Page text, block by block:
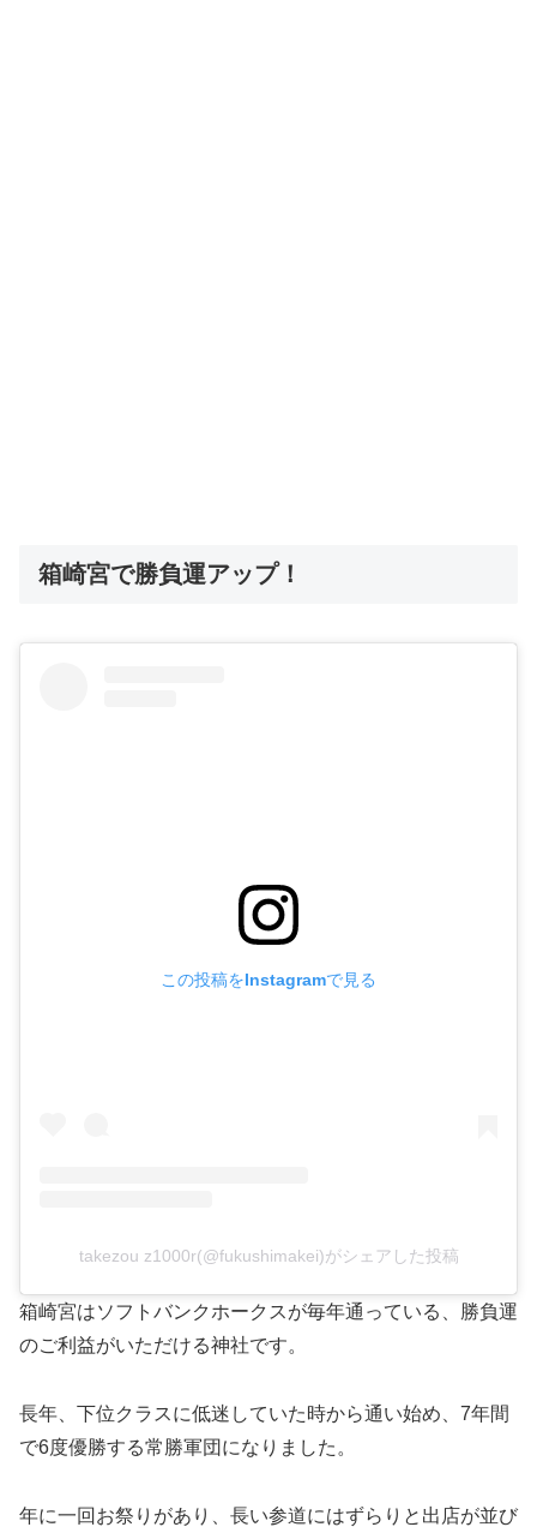
箱崎宮で勝負運アップ！
この投稿をInstagramで見る
takezou z1000r(@fukushimakei)がシェアした投稿
箱崎宮はソフトバンクホークスが毎年通っている、勝負運
のご利益がいただける神社です。
長年、下位クラスに低迷していた時から通い始め、7年間
で6度優勝する常勝軍団になりました。
年に一回お祭りがあり、長い参道にはずらりと出店が並び